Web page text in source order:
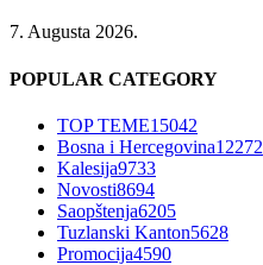
7. Augusta 2026.
POPULAR CATEGORY
TOP TEME15042
Bosna i Hercegovina12272
Kalesija9733
Novosti8694
Saopštenja6205
Tuzlanski Kanton5628
Promocija4590